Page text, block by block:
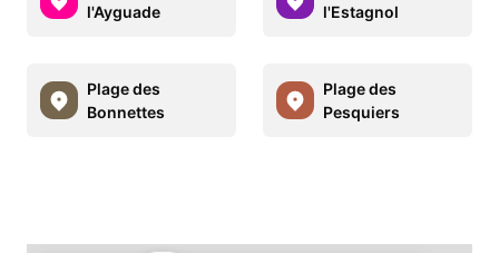
l'Ayguade
l'Estagnol
Plage des
Bonnettes
Plage des
Pesquiers